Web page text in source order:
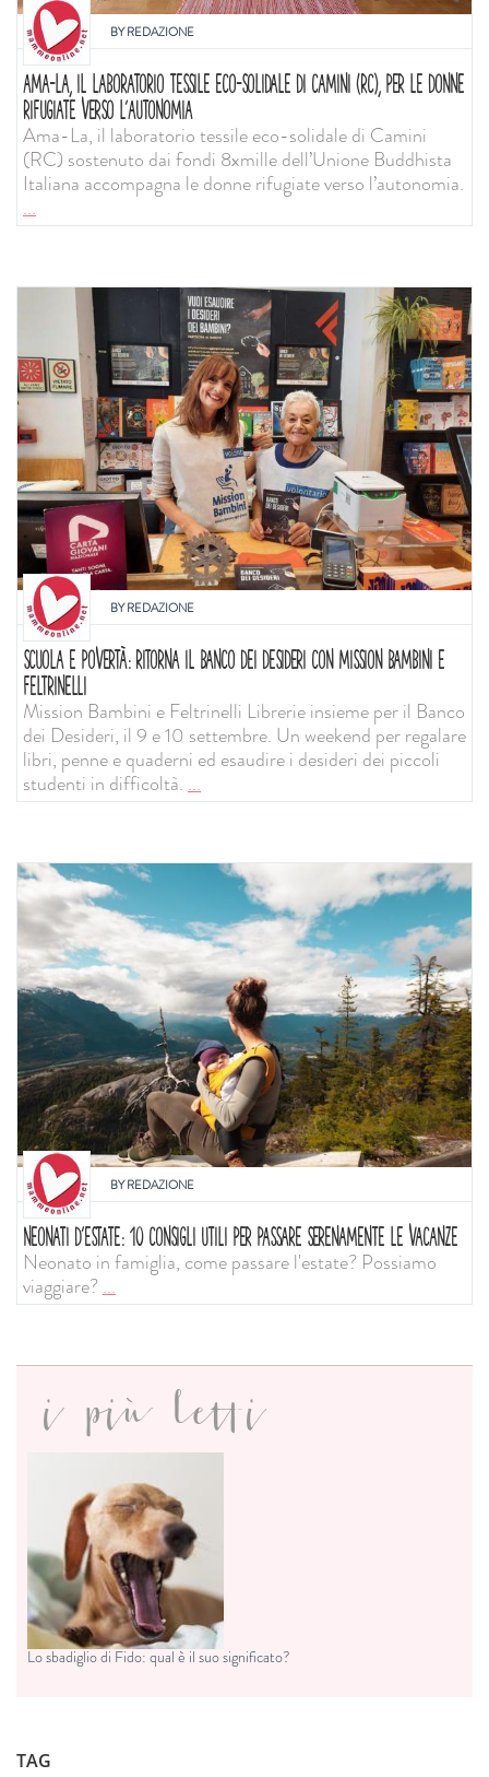
BYREDAZIONE
AMA-LA, IL LABORATORIO TESSILE ECO-SOLIDALE DI CAMINI (RC), PER LE DONNE
RIFUGIATE VERSO L’AUTONOMIA
Ama-La, il laboratorio tessile eco-solidale di Camini
(RC) sostenuto dai fondi 8xmille dell’Unione Buddhista
Italiana accompagna le donne rifugiate verso l’autonomia.
...
BYREDAZIONE
SCUOLA E POVERTÀ: RITORNA IL BANCO DEI DESIDERI CON MISSION BAMBINI E
FELTRINELLI
Mission Bambini e Feltrinelli Librerie insieme per il Banco
dei Desideri, il 9 e 10 settembre. Un weekend per regalare
libri, penne e quaderni ed esaudire i desideri dei piccoli
studenti in difficoltà....
BYREDAZIONE
NEONATI D'ESTATE: 10 CONSIGLI UTILI PER PASSARE SERENAMENTE LE VACANZE
Neonato in famiglia, come passare l'estate? Possiamo
viaggiare?...
i più letti
Lo sbadiglio di Fido: qual è il suo significato?
TAG